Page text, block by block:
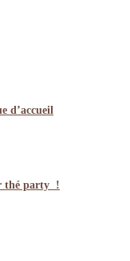
d’accueil
thé party !